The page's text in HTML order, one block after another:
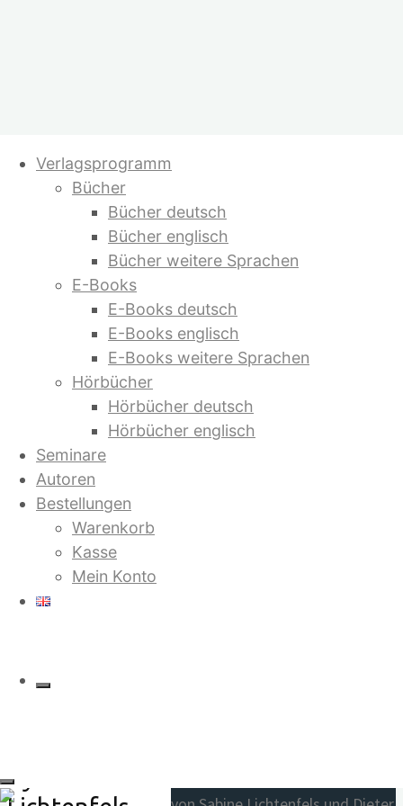
Inhalt
springen
Verlagsprogramm
Bücher
Bücher deutsch
Bücher englisch
Bücher weitere Sprachen
E-Books
E-Books deutsch
E-Books englisch
E-Books weitere Sprachen
Hörbücher
Hörbücher deutsch
Hörbücher englisch
Seminare
Autoren
Bestellungen
Warenkorb
Kasse
Mein Konto
Grace: Pilgrimage for a Future
without War
Grace:
Pilgrimage
without War
By Sabine